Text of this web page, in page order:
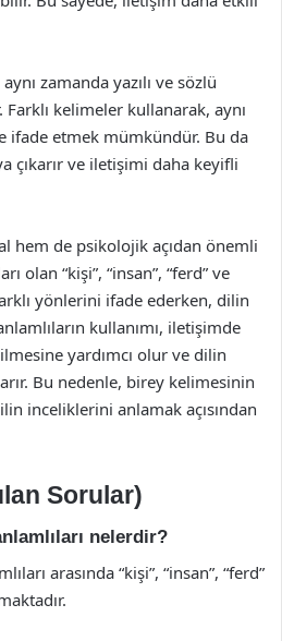
zamanda yazılı ve sözlü
kelimeler kullanarak, aynı
ifade etmek mümkündür. Bu da
çıkarır ve iletişimi daha keyifli
hem de psikolojik açıdan önemli
olan “kişi”, “insan”, “ferd” ve
yönlerini ifade ederken, dilin
kullanımı, iletişimde
yardımcı olur ve dilin
Bu nedenle, birey kelimesinin
inceliklerini anlamak açısından
Sorular)
nelerdir?
arasında “kişi”, “insan”, “ferd”